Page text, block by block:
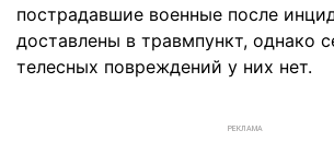
пострадавшие военные после
доставлены в травмпункт, однако
телесных повреждений у них нет.
РЕКЛАМА